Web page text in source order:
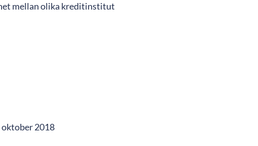
mellan olika kreditinstitut
2018